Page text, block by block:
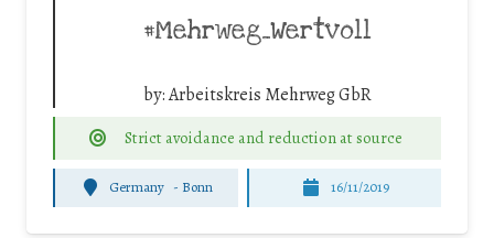
#Mehrweg_Wertvoll
by:Arbeitskreis Mehrweg GbR
Strict avoidance and reduction at source
Germany - Bonn 16/11/2019